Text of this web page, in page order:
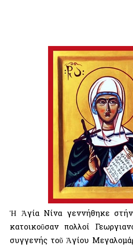
Ἡ Ἁγία Νίνα γεννήθηκε
κατοικοῦσαν πολλοί
συγγενής τοῦ Ἁγίου